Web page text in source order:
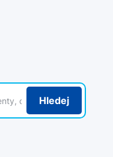
Hledej